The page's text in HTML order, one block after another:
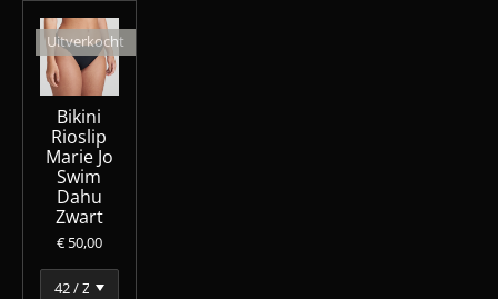
Uitverkocht
Bikini
Rioslip
Marie Jo
Swim
Dahu
Zwart
€ 50,00